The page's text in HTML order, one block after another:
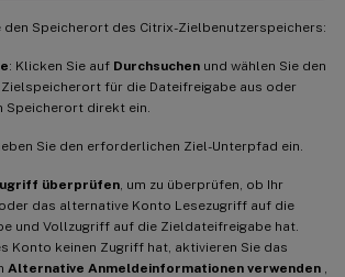
den Speicherort des Citrix-Zielbenutzerspeichers:
: Klicken Sie auf Durchsuchen und wählen Sie den
für die Dateifreigabe aus oder
Speicherort direkt ein.
Sie den erforderlichen Ziel-Unterpfad ein.
überprüfen , um zu überprüfen, ob Ihr
das alternative Konto Lesezugriff auf die
und Vollzugriff auf die Zieldateifreigabe hat.
Konto keinen Zugriff hat, aktivieren Sie das
Alternative Anmeldeinformationen verwenden